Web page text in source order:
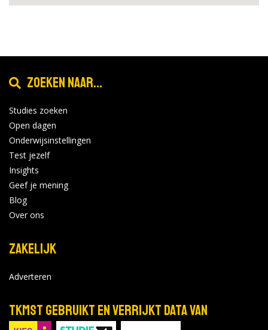
Zoeken naar...
Studies zoeken
Open dagen
Onderwijsinstellingen
Test jezelf
Insights
Geef je mening
Blog
Over ons
Zakelijk
Adverteren
TKMST gebruikt en verrijkt data van